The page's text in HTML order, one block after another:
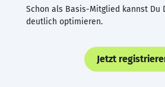
Schon als Basis-Mitglied kannst Du
deutlich optimieren.
Jetzt